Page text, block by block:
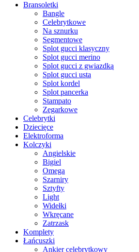
Bransoletki
Bangle
Celebrytkowe
Na sznurku
Segmentowe
Splot gucci klasyczny
Splot gucci merino
Splot gucci z gwiazdką
Splot gucci usta
Splot kordel
Splot pancerka
Stampato
Zegarkowe
Celebrytki
Dziecięce
Elektroforma
Kolczyki
Angielskie
Bigiel
Omega
Szarniry
Sztyfty
Light
Widełki
Wkręcane
Zatrzask
Komplety
Łańcuszki
Ankier celebrytkowy